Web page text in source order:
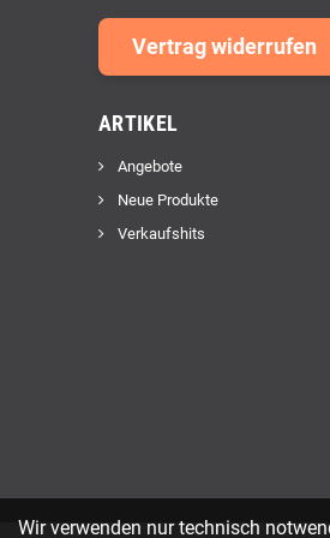
Vertrag widerrufen
ARTIKEL
Angebote
Neue Produkte
Verkaufshits
Wir verwenden nur technisch